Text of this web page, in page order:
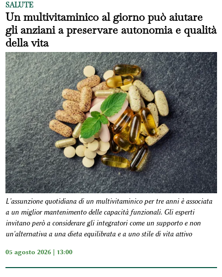
SALUTE
Un multivitaminico al giorno può aiutare
gli anziani a preservare autonomia e qualità
della vita
L'assunzione quotidiana di un multivitaminico per tre anni è associata
a un miglior mantenimento delle capacità funzionali. Gli esperti
invitano però a considerare gli integratori come un supporto e non
un'alternativa a una dieta equilibrata e a uno stile di vita attivo
05 agosto 2026 | 13:00